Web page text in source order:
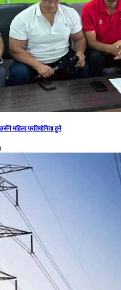
महिला प्रतियोगिता हुने